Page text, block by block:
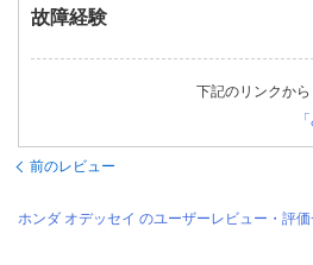
故障経験
下記のリンクか
前のレビュー
ホンダ オデッセイ のユーザーレビュー・評